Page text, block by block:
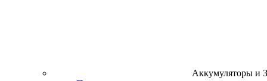
Аккумуляторы и